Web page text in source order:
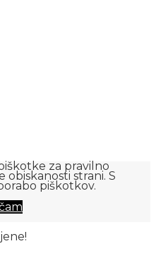
za pravilno
strani. S
piškotkov.